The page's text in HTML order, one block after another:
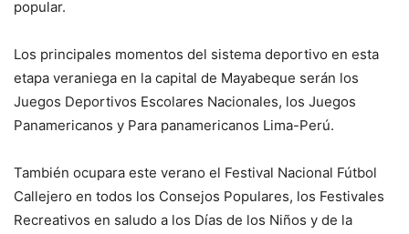
popular.
Los principales momentos del sistema deportivo en esta
etapa veraniega en la capital de Mayabeque serán los
Juegos Deportivos Escolares Nacionales, los Juegos
Panamericanos y Para panamericanos Lima-Perú.
También ocupara este verano el Festival Nacional Fútbol
Callejero en todos los Consejos Populares, los Festivales
Recreativos en saludo a los Días de los Niños y de la